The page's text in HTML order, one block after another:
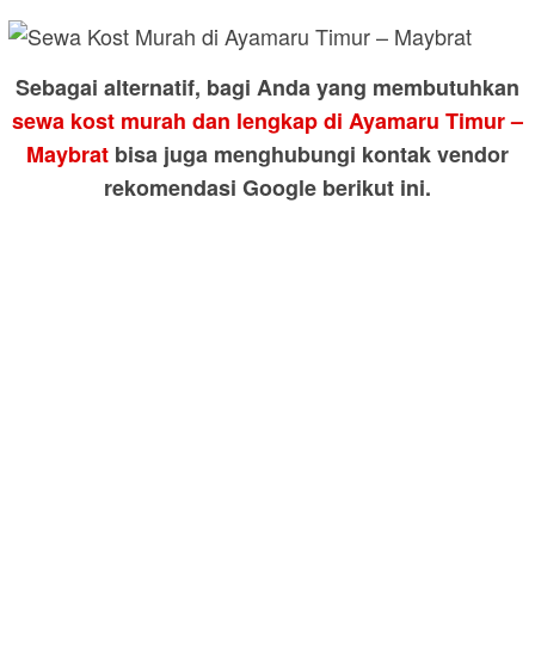
Sebagai alternatif, bagi Anda yang membutuhkan
sewa kost murah dan lengkap di Ayamaru Timur –
Maybrat bisa juga menghubungi kontak vendor
rekomendasi Google berikut ini.